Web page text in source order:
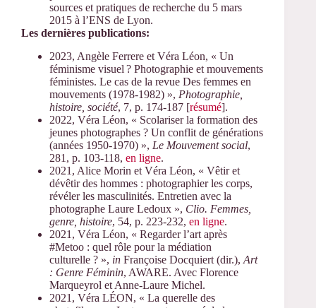
sources et pratiques de recherche du 5 mars
2015 à l’ENS de Lyon.
Les dernières publications:
2023, Angèle Ferrere et Véra Léon, « Un
féminisme visuel ? Photographie et mouvements
féministes. Le cas de la revue Des femmes en
mouvements (1978-1982) », Photographie,
histoire, société, 7, p. 174‑187 [résumé].
2022, Véra Léon, « Scolariser la formation des
jeunes photographes ? Un conflit de générations
(années 1950-1970) », Le Mouvement social,
281, p. 103-118, en ligne.
2021, Alice Morin et Véra Léon, « Vêtir et
dévêtir des hommes : photographier les corps,
révéler les masculinités. Entretien avec la
photographe Laure Ledoux », Clio. Femmes,
genre, histoire, 54, p. 223-232, en ligne.
2021, Véra Léon, « Regarder l’art après
#Metoo : quel rôle pour la médiation
culturelle ? », in Françoise Docquiert (dir.), Art
: Genre Féminin, AWARE. Avec Florence
Marqueyrol et Anne-Laure Michel.
2021, Véra LÉON, « La querelle des